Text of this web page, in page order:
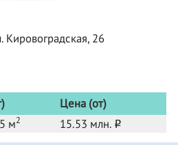
26
Цена (от)
м2 15.53 млн. o